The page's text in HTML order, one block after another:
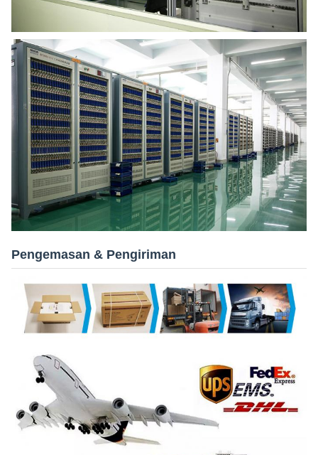
Pengemasan & Pengiriman